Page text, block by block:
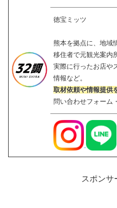
徳宝ミッツ
熊本を拠点に、地域
移住者で元観光案内
実際に行ったお店や
情報など。
取材依頼や情報提供
問い合わせフォーム
スポンサ